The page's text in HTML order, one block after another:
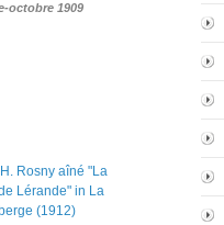
octobre 1909